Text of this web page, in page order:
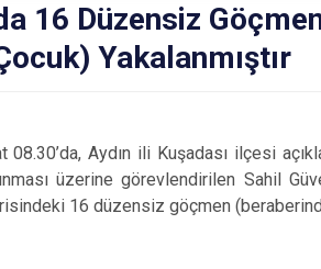
16 Düzensiz
Yakalanmıştır
Aydın ili Kuşadası ilçesi
üzerine görevlendirilen Sahil
16 düzensiz göçmen